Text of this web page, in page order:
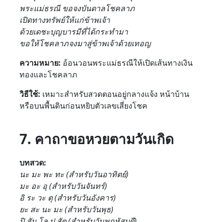
พระแม่ธรณี ขอจงบันดาลโชคลาภ
เปิดทางทรัพย์ให้แก่ข้าพเจ้า
ด้วยเดชะบุญบารมีที่ได้กระทำมา
ขอให้โชคลาภจงมาสู่ข้าพเจ้าด้วยเทอญ
ความหมาย: อ้อนวอนพระแม่ธรณีให้เปิดเส้นทางเงิน
ทองและโชคลาภ
วิธีใช้: เหมาะสำหรับสวดตอนอยู่กลางแจ้ง หน้าบ้าน
หรือบนพื้นดินก่อนหยิบตัวเลขเสี่ยงโชค
7. คาถาขอหวยตามวันเกิด
บทสวด:
นะ มะ พะ ทะ (สำหรับวันอาทิตย์)
มะ อะ อุ (สำหรับวันจันทร์)
อิ ระ วะ ตุ (สำหรับวันอังคาร)
ยะ สะ นะ มะ (สำหรับวันพุธ)